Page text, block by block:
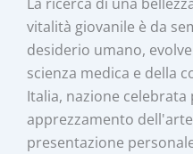
vitalità giovanile è da
desiderio umano,
scienza medica e della
Italia, nazione
apprezzamento
presentazione